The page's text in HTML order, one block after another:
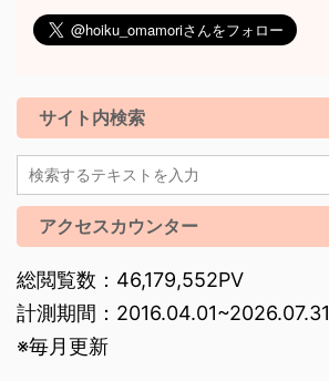
サイト内検索
アクセスカウンター
総閲覧数：46,179,552PV
計測期間：2016.04.01~2026.07.31
※毎月更新